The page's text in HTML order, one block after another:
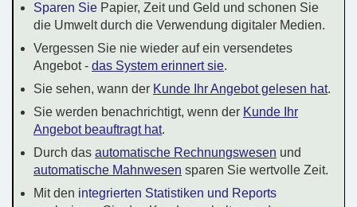
Sparen Sie Papier, Zeit und Geld und schonen Sie
die Umwelt durch die Verwendung digitaler Medien.
Vergessen Sie nie wieder auf ein versendetes
Angebot - das System erinnert sie.
Sie sehen, wann der Kunde Ihr Angebot gelesen hat.
Sie werden benachrichtigt, wenn der Kunde Ihr
Angebot beauftragt hat.
Durch das automatische Rechnungswesen und
automatische Mahnwesen sparen Sie wertvolle Zeit.
Mit den integrierten Statistiken und Reports